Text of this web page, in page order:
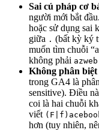
Sai cú pháp cơ
người mới bắt
hoặc sử dụng sai
giữa . (bất kỳ ký
muốn tìm chuỗi
không phải
Không phân
trong GA4 là
sensitive). Điều
coi là hai chuỗi
viết
hơn (tuy nhiên,